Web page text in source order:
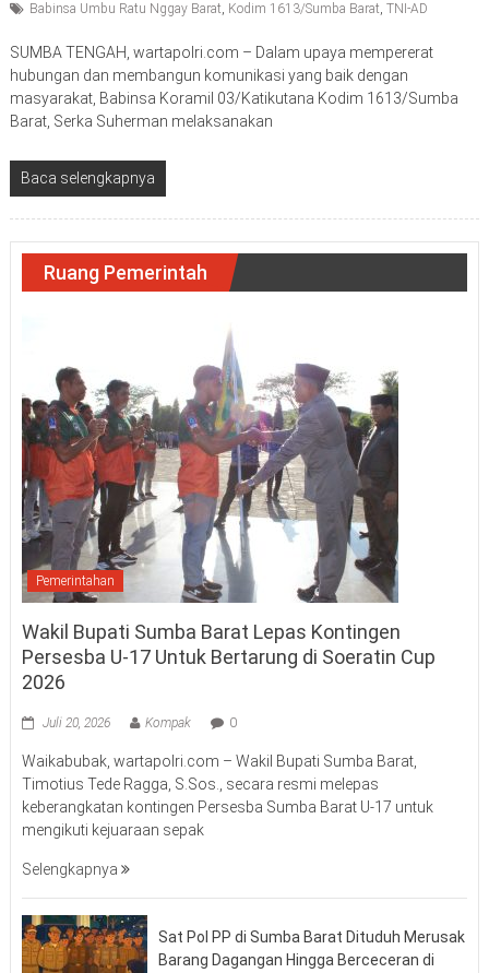
Babinsa Umbu Ratu Nggay Barat, Kodim 1613/Sumba Barat, TNI-AD
SUMBA TENGAH, wartapolri.com – Dalam upaya mempererat
hubungan dan membangun komunikasi yang baik dengan
masyarakat, Babinsa Koramil 03/Katikutana Kodim 1613/Sumba
Barat, Serka Suherman melaksanakan
Baca selengkapnya
Ruang Pemerintah
Pemerintahan
Wakil Bupati Sumba Barat Lepas Kontingen
Persesba U-17 Untuk Bertarung di Soeratin Cup
2026
Juli 20, 2026 Kompak 0
Waikabubak, wartapolri.com – Wakil Bupati Sumba Barat,
Timotius Tede Ragga, S.Sos., secara resmi melepas
keberangkatan kontingen Persesba Sumba Barat U-17 untuk
mengikuti kejuaraan sepak
Selengkapnya
Sat Pol PP di Sumba Barat Dituduh Merusak
Barang Dagangan Hingga Berceceran di